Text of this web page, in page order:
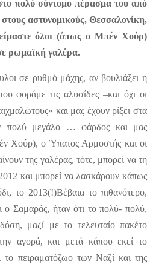
πολύ σύντομο πέρασμα του από
αστυνομικούς, Θεσσαλονίκη,
όλοι (όπως ο Μπέν Χούρ)
ρωμαϊκή γαλέρα.
σε ρυθμό μάχης, αν βουλιάξει η
φοράμε τις αλυσίδες –και όχι οι
και μας έχουν ρίξει στα
πολύ μεγάλο … φάρδος και μας
Χούρ), ο Ύπατος Αρμοστής και οι
της γαλέρας, τότε, μπορεί να τη
και μπορεί να λασκάρουν κάπως
το 2013(!)Βέβαια το πιθανότερο,
ο Σαμαράς, ήταν ότι το πολύ- πολύ,
μαζί με το τελευταίο πακέτο
αγορά, και μετά κάπου εκεί το
το πειραματόζωο των Ναζί και της